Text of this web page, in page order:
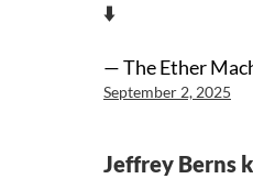
⬇️
— The Ether
September 2, 2025
Jeffrey Berns